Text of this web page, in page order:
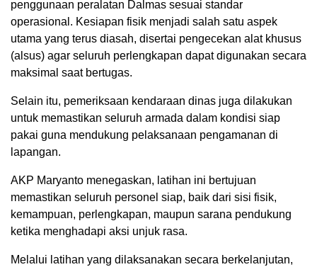
penggunaan peralatan Dalmas sesuai standar
operasional. Kesiapan fisik menjadi salah satu aspek
utama yang terus diasah, disertai pengecekan alat khusus
(alsus) agar seluruh perlengkapan dapat digunakan secara
maksimal saat bertugas.
Selain itu, pemeriksaan kendaraan dinas juga dilakukan
untuk memastikan seluruh armada dalam kondisi siap
pakai guna mendukung pelaksanaan pengamanan di
lapangan.
AKP Maryanto menegaskan, latihan ini bertujuan
memastikan seluruh personel siap, baik dari sisi fisik,
kemampuan, perlengkapan, maupun sarana pendukung
ketika menghadapi aksi unjuk rasa.
Melalui latihan yang dilaksanakan secara berkelanjutan,